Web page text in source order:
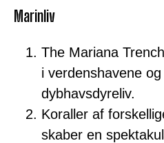
Marinliv
The Mariana
i verdenshavene
dybhavsdyreliv.
Koraller af
skaber en